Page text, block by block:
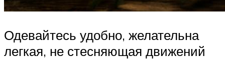
Одевайтесь удобно, желательна
легкая, не стесняющая движений